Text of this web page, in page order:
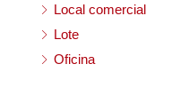
Local comercial
Lote
Oficina